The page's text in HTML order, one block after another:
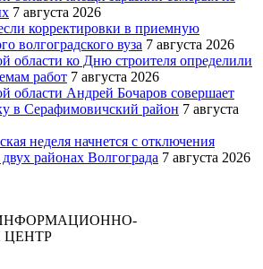
7 августа 2026
корректировки в приемную
волгоградского вуза 7 августа 2026
области ко Дню строителя определили
работ 7 августа 2026
области Андрей Бочаров совершает
в Серафимовичский район 7 августа
неделя начнется с отключения
районах Волгограда 7 августа 2026